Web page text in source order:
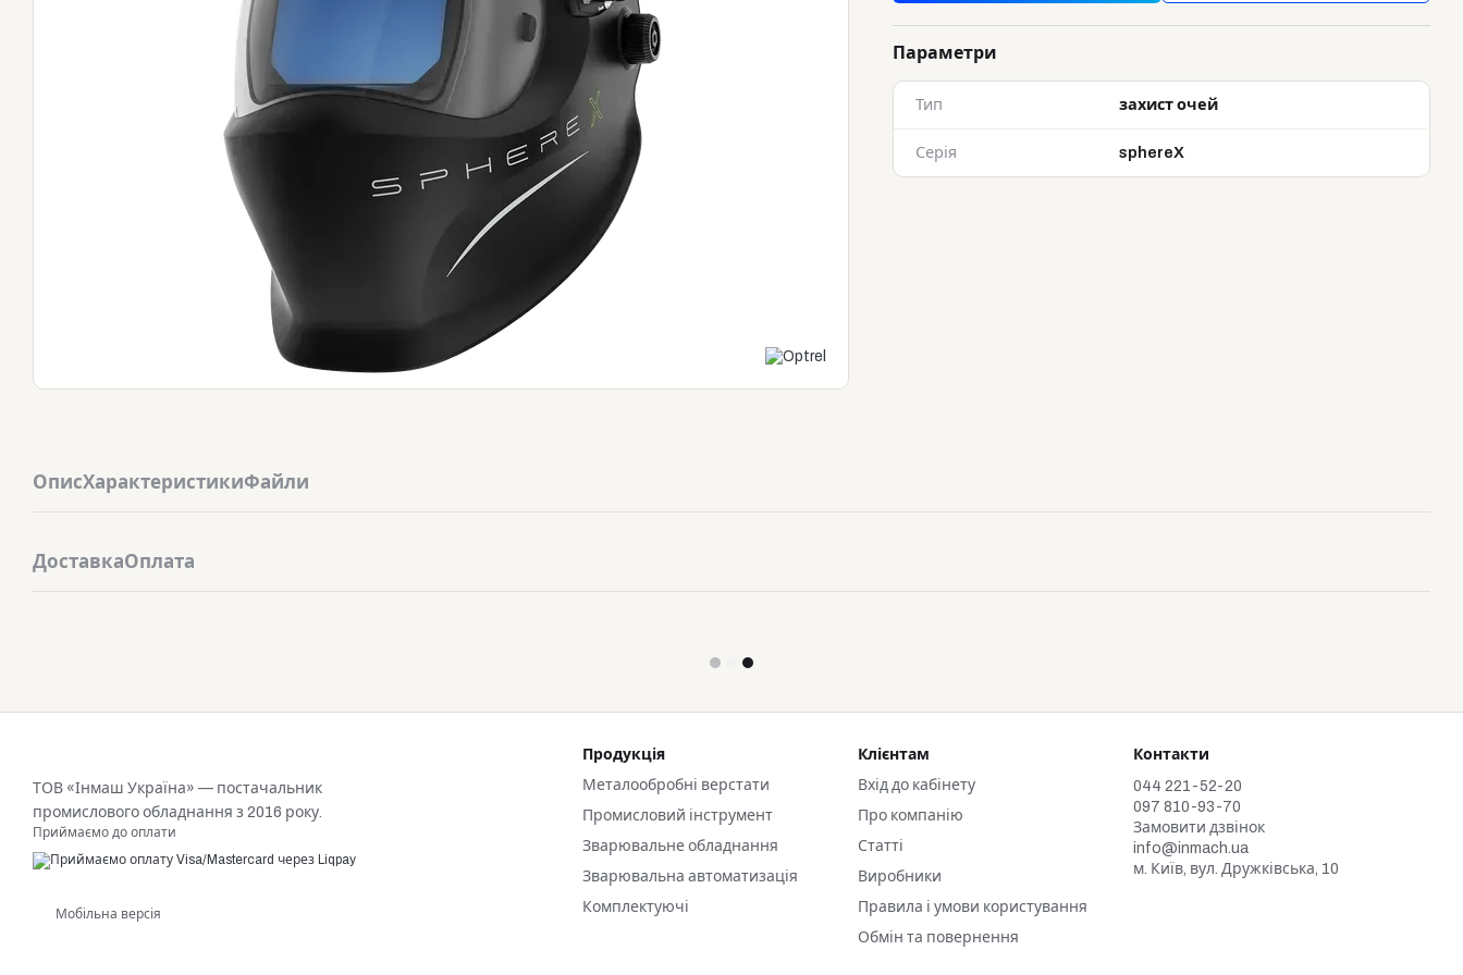
Параметри
Тип захист очей
Серія sphereX
ОписХарактеристикиФайли
ДоставкаОплата
ТОВ «Інмаш Україна» — постачальник
промислового обладнання з 2016 року.
Приймаємо до оплати
Мобільна версія
Продукція
Металообробні верстати
Промисловий інструмент
Зварювальне обладнання
Зварювальна автоматизація
Комплектуючі
Клієнтам
Вхід до кабінету
Про компанію
Статті
Виробники
Правила і умови користування
Обмін та повернення
Контакти
044 221-52-20
097 810-93-70
Замовити дзвінок
info@inmach.ua
м. Київ, вул. Дружківська, 10